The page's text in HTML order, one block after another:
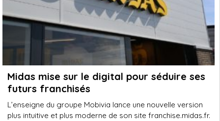
Midas mise sur le digital pour séduire ses
futurs franchisés
L’enseigne du groupe Mobivia lance une nouvelle version
plus intuitive et plus moderne de son site franchise.midas.fr.